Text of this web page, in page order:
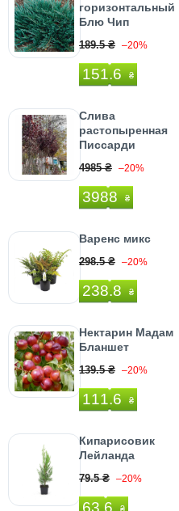
горизонтальный
Блю Чип
189.5 ₴ –20%
151.6 ₴
Слива
растопыренная
Писсарди
4985 ₴ –20%
3988 ₴
Варенс микс
298.5 ₴ –20%
238.8 ₴
Нектарин Мадам
Бланшет
139.5 ₴ –20%
111.6 ₴
Кипарисовик
Лейланда
79.5 ₴ –20%
63.6 ₴